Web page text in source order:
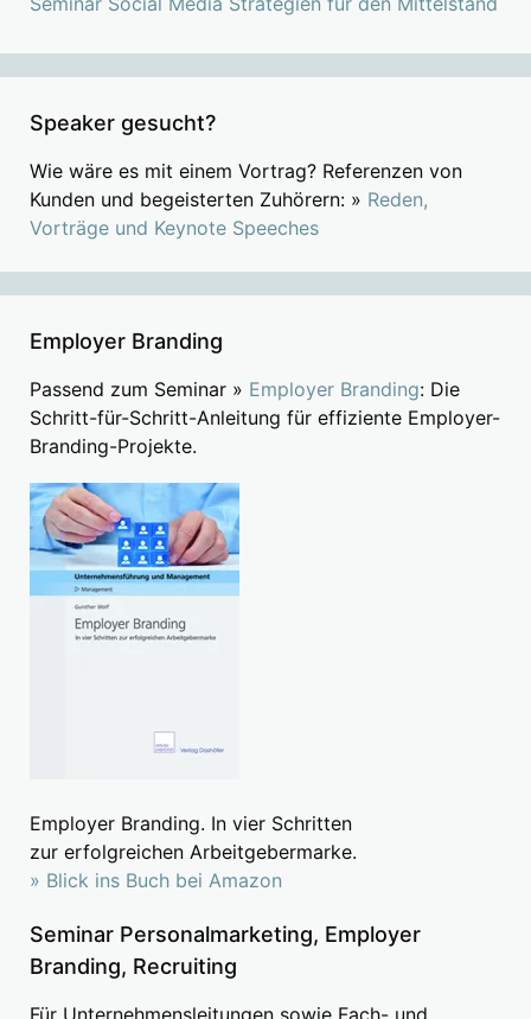
Speaker gesucht?
Wie wäre es mit einem Vortrag? Referenzen von
Kunden und begeisterten Zuhörern: » Reden,
Vorträge und Keynote Speeches
Employer Branding
Passend zum Seminar » Employer Branding: Die
Schritt-für-Schritt-Anleitung für effiziente Employer-
Branding-Projekte.
Employer Branding. In vier Schritten
zur erfolgreichen Arbeitgebermarke.
» Blick ins Buch bei Amazon
Seminar Personalmarketing, Employer
Branding, Recruiting